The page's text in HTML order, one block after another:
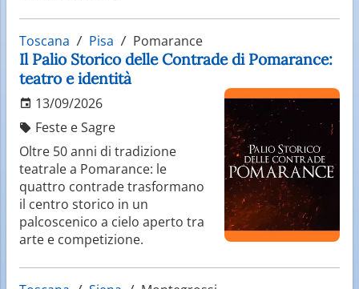
Toscana Pisa Pomarance
Il Palio Storico delle Contrade di Pomarance:
teatro e identità
13/09/2026
Feste e Sagre
Oltre 50 anni di tradizione
teatrale a Pomarance: le
quattro contrade trasformano
il centro storico in un
palcoscenico a cielo aperto tra
arte e competizione.